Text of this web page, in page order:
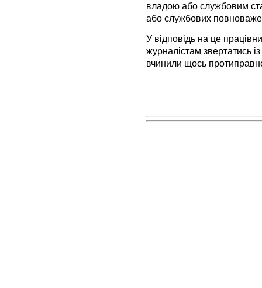
владою або службовим
або службових
У відповідь на це
журналістам звертатись
вчинили щось